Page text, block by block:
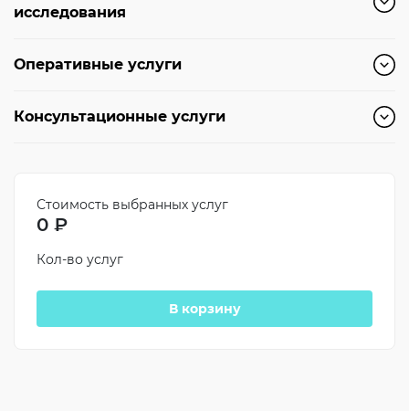
исследования
Оперативные услуги
Консультационные услуги
Стоимость выбранных услуг
0 ₽
Кол-во услуг
В корзину